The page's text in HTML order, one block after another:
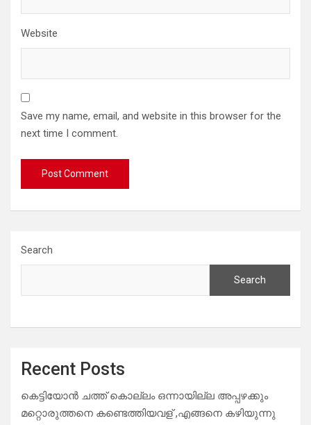
Website
Save my name, email, and website in this browser for the
next time I comment.
Search
Search
Recent Posts
കെട്ടിയോൻ ചത്ത് കൊല്ലം ഒന്നായില്ല അപ്പഴക്കും
മറ്റൊരുത്തനെ കണ്ടെത്തിയവള് ,എങ്ങനെ കഴിയുന്നു